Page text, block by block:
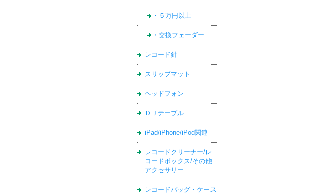
・５万円以上
・交換フェーダー
レコード針
スリップマット
ヘッドフォン
ＤＪテーブル
iPad/iPhone/iPod関連
レコードクリーナー/レ
コードボックス/その他
アクセサリー
レコードバッグ・ケース